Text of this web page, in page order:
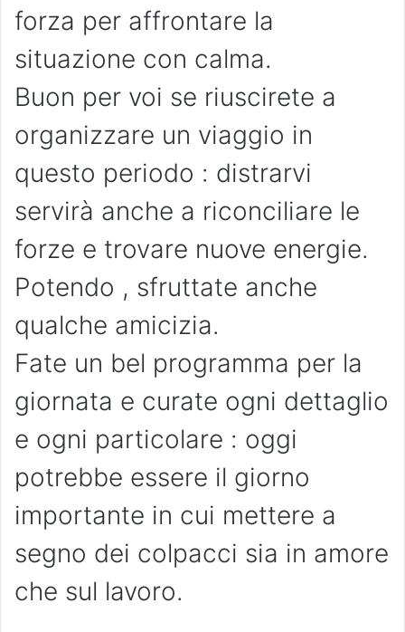
forza per affrontare la
situazione con calma.
Buon per voi se riuscirete a
organizzare un viaggio in
questo periodo : distrarvi
servirà anche a riconciliare le
forze e trovare nuove energie.
Potendo , sfruttate anche
qualche amicizia.
Fate un bel programma per la
giornata e curate ogni dettaglio
e ogni particolare : oggi
potrebbe essere il giorno
importante in cui mettere a
segno dei colpacci sia in amore
che sul lavoro.